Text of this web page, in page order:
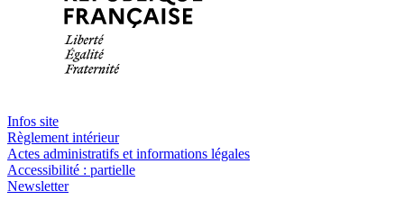
Infos site
Règlement intérieur
Actes administratifs et informations légales
Accessibilité : partielle
Newsletter